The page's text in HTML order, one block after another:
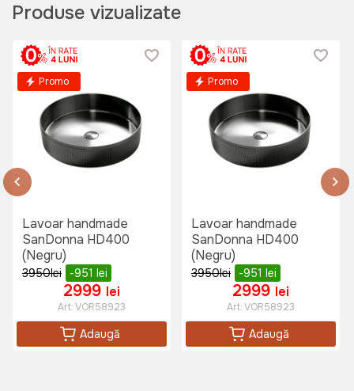
Produse vizualizate
Promo
Lavoar handmade
SanDonna HD400
(Negru)
3950lei -951 lei
2999 lei
Art:VOR58923
Adaugă
Promo
Lavoar handmade
SanDonna HD400
(Negru)
3950lei -951 lei
2999 lei
Art:VOR58923
Adaugă